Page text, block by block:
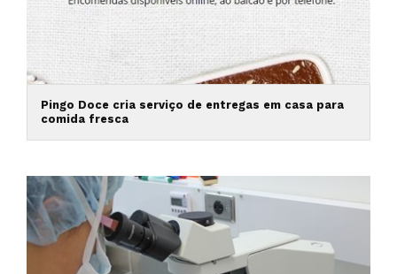
Pingo Doce cria serviço de entregas em casa para
comida fresca